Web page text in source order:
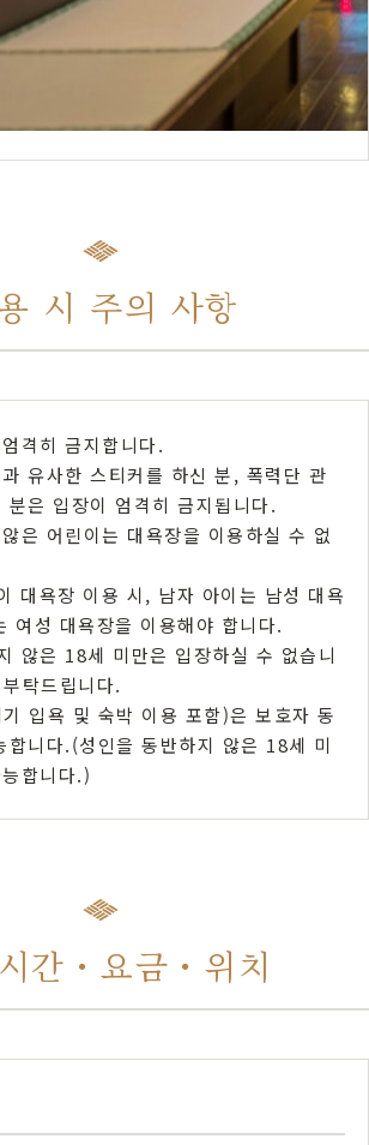
시 주의 사항
격히 금지합니다.
유사한 스티커를 하신 분, 폭력단 관
분은 입장이 엄격히 금지됩니다.
은 어린이는 대욕장을 이용하실 수 없
대욕장 이용 시, 남자 아이는 남성 대욕
여성 대욕장을 이용해야 합니다.
않은 18세 미만은 입장하실 수 없습니
탁드립니다.
입욕 및 숙박 이용 포함)은 보호자 동
합니다.(성인을 동반하지 않은 18세 미
합니다.)
간・요금・위치